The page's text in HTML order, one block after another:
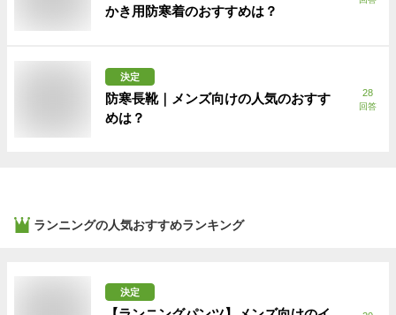
かき用防寒着のおすすめは？
決定
防寒長靴｜メンズ向けの人気のおすす
めは？
28
回答
ランニングの人気おすすめランキング
決定